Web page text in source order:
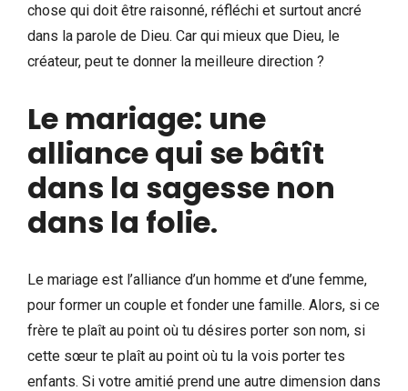
chose qui doit être raisonné, réfléchi et surtout ancré
dans la parole de Dieu. Car qui mieux que Dieu, le
créateur, peut te donner la meilleure direction ?
Le mariage: une
alliance qui se bâtît
dans la sagesse non
dans la folie.
Le mariage est l’alliance d’un homme et d’une femme,
pour former un couple et fonder une famille. Alors, si ce
frère te plaît au point où tu désires porter son nom, si
cette sœur te plaît au point où tu la vois porter tes
enfants. Si votre amitié prend une autre dimension dans